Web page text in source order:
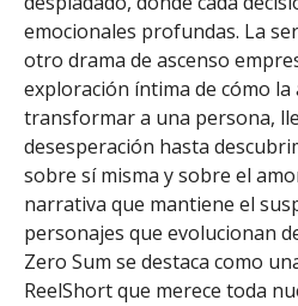
emocionales profundas. La
otro drama de ascenso
exploración íntima de cómo la
transformar a una persona,
desesperación hasta
sobre sí misma y sobre el
narrativa que mantiene el
personajes que evolucionan
Zero Sum se destaca como
ReelShort que merece toda